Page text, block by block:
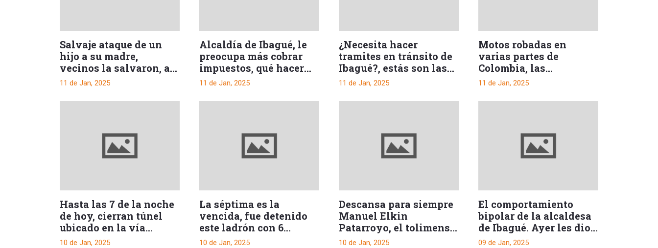
Salvaje ataque de un
hijo a su madre,
vecinos la salvaron, al
llamar a la Policía
11 de Jan, 2025
Alcaldía de Ibagué, le
preocupa más cobrar
impuestos, qué hacer
obras
11 de Jan, 2025
¿Necesita hacer
tramites en tránsito de
Ibagué?, estás son las
nuevas tarifas del 2025
11 de Jan, 2025
Motos robadas en
varias partes de
Colombia, las
encontraron en el
11 de Jan, 2025
Hasta las 7 de la noche
de hoy, cierran túnel
ubicado en la vía
Melgar Bogotá
10 de Jan, 2025
La séptima es la
vencida, fue detenido
este ladrón con 6
procesos penales
10 de Jan, 2025
Descansa para siempre
Manuel Elkin
Patarroyo, el tolimense
más conocido en el
10 de Jan, 2025
El comportamiento
bipolar de la alcaldesa
de Ibagué. Ayer les dio
palo, hoy zanahoria
09 de Jan, 2025